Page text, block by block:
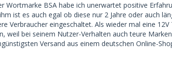
Wortmarke BSA habe ich unerwartet positive
ist es auch egal ob diese nur 2 Jahre oder auch
Verbraucher eingeschaltet. Als wieder mal eine
weil bei seinem Nutzer-Verhalten auch teure
Versand aus einem deutschen Online-